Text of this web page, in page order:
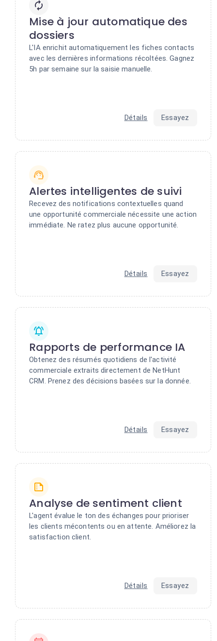
Mise à jour automatique des
dossiers
L'IA enrichit automatiquement les fiches contacts
avec les dernières informations récoltées. Gagnez
5h par semaine sur la saisie manuelle.
Détails Essayez
Alertes intelligentes de suivi
Recevez des notifications contextuelles quand
une opportunité commerciale nécessite une action
immédiate. Ne ratez plus aucune opportunité.
Détails Essayez
Rapports de performance IA
Obtenez des résumés quotidiens de l'activité
commerciale extraits directement de NetHunt
CRM. Prenez des décisions basées sur la donnée.
Détails Essayez
Analyse de sentiment client
L'agent évalue le ton des échanges pour prioriser
les clients mécontents ou en attente. Améliorez la
satisfaction client.
Détails Essayez